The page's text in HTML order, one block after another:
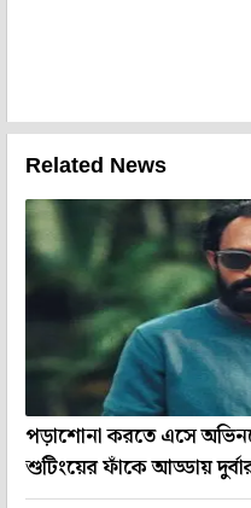
Related News
পড়াশোনা করতে এসে
শুটিংয়ের ফাঁকে আড্ডায়